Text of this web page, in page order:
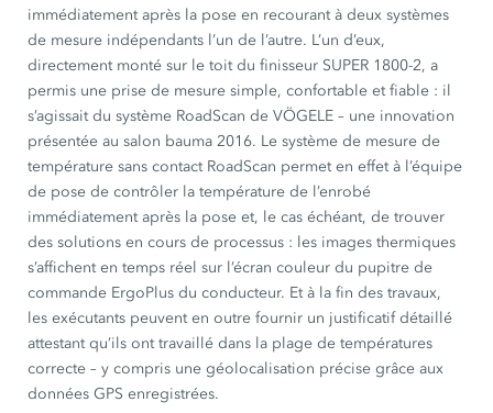
immédiatement après la pose en recourant à deux systèmes
de mesure indépendants l’un de l’autre. L’un d’eux,
directement monté sur le toit du finisseur SUPER 1800-2, a
permis une prise de mesure simple, confortable et fiable : il
s’agissait du système RoadScan de VÖGELE – une innovation
présentée au salon bauma 2016. Le système de mesure de
température sans contact RoadScan permet en effet à l’équipe
de pose de contrôler la température de l’enrobé
immédiatement après la pose et, le cas échéant, de trouver
des solutions en cours de processus : les images thermiques
s’affichent en temps réel sur l’écran couleur du pupitre de
commande ErgoPlus du conducteur. Et à la fin des travaux,
les exécutants peuvent en outre fournir un justificatif détaillé
attestant qu’ils ont travaillé dans la plage de températures
correcte – y compris une géolocalisation précise grâce aux
données GPS enregistrées.